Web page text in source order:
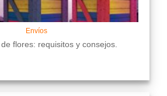
Envíos
flores: requisitos y consejos.